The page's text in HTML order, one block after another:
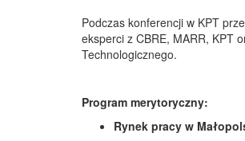
Podczas konferencji w KPT
eksperci z CBRE, MARR, KPT
Technologicznego.
Program merytoryczny:
Rynek pracy w